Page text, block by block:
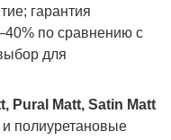
гарантия
по сравнению с
для
Pural Matt, Satin Matt
полиуретановые